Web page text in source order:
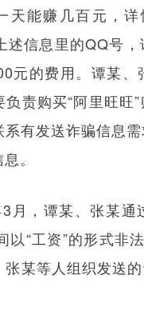
天能赚几百元，
述信息里的QQ号
元的费用。谭某
责购买“阿里旺旺
有发送诈骗信息
。
月，谭某、张某通
以“工资”的形式非
某等人组织发送